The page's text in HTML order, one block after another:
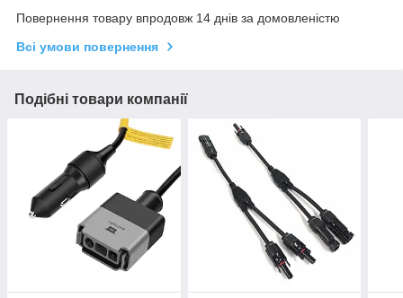
Повернення товару впродовж 14 днів за домовленістю
Всі умови повернення
Подібні товари компанії